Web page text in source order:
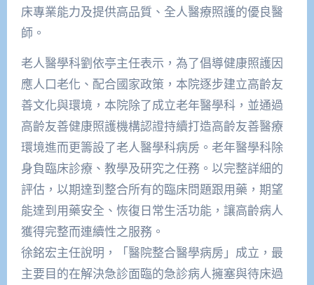
床專業能力及提供高品質、全人醫療照護的優良醫
師。
老人醫學科劉依亭主任表示，為了倡導健康照護因
應人口老化、配合國家政策，本院逐步建立高齡友
善文化與環境，本院除了成立老年醫學科，並通過
高齡友善健康照護機構認證持續打造高齡友善醫療
環境進而更籌設了老人醫學科病房。老年醫學科除
身負臨床診療、教學及研究之任務。以完整詳細的
評估，以期達到整合所有的臨床問題跟用藥，期望
能達到用藥安全、恢復日常生活功能，讓高齡病人
獲得完整而連續性之服務。
徐銘宏主任說明，「醫院整合醫學病房」成立，最
主要目的在解決急診面臨的急診病人擁塞與待床過